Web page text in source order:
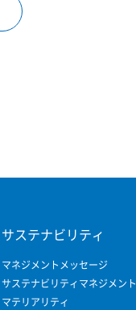
サステナビリティ
マネジメントメッセージ
サステナビリティマネジメント
マテリアリティ